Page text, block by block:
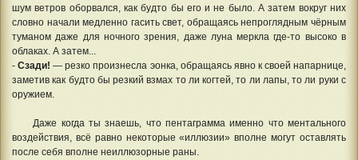
шум ветров оборвался, как будто бы его и не было. А затем вокруг них
словно начали медленно гасить свет, обращаясь непроглядным чёрным
туманом даже для ночного зрения, даже луна меркла где-то высоко в
облаках. А затем...
-Сзади! — резко произнесла эонка, обращаясь явно к своей напарнице,
заметив как будто бы резкий взмах то ли когтей, то ли лапы, то ли руки с
оружием.
Даже когда ты знаешь, что пентаграмма именно что ментального
воздействия, всё равно некоторые «иллюзии» вполне могут оставлять
после себя вполне неиллюзорные раны.